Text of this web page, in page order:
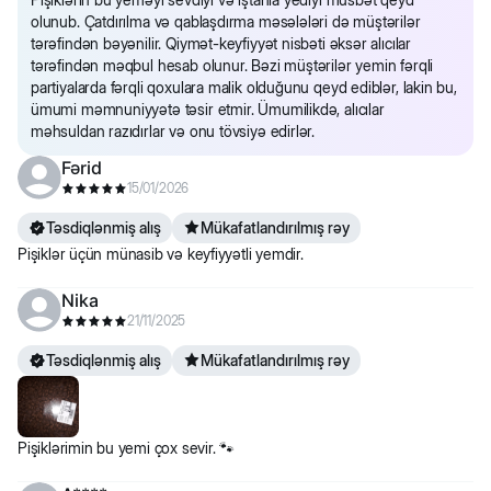
olunub. Çatdırılma və qablaşdırma məsələləri də müştərilər
tərəfindən bəyənilir. Qiymət-keyfiyyət nisbəti əksər alıcılar
tərəfindən məqbul hesab olunur. Bəzi müştərilər yemin fərqli
partiyalarda fərqli qoxulara malik olduğunu qeyd ediblər, lakin bu,
ümumi məmnuniyyətə təsir etmir. Ümumilikdə, alıcılar
məhsuldan razıdırlar və onu tövsiyə edirlər.
Fərid
15/01/2026
Təsdiqlənmiş alış
Mükafatlandırılmış rəy
Pişiklər üçün münasib və keyfiyyətli yemdir.
Nika
21/11/2025
Təsdiqlənmiş alış Mükafatlandırılmış rəy
Pişiklərimin bu yemi çox sevir. 🐾